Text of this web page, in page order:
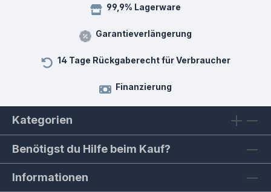
99,9% Lagerware
Garantieverlängerung
14 Tage Rückgaberecht für Verbraucher
Finanzierung
Kategorien
Benötigst du Hilfe beim Kauf?
Informationen